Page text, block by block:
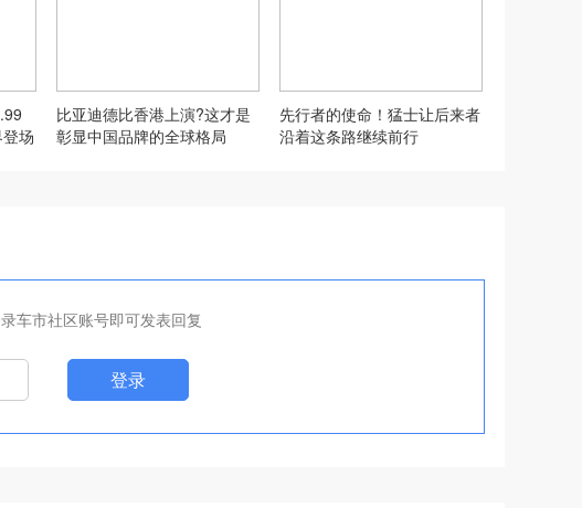
场
比亚迪德比香港上演?这才是
彰显中国品牌的全球格局
先行者的使命！猛士让后来者
沿着这条路继续前行
车市社区账号即可发表回复
登录